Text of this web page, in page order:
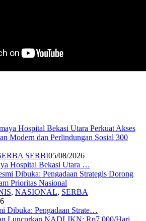
SERBI05/08/2026
Hospital Bekasi Utara …
, NASIONAL, SERBA
Dibuka: Pengadaan Strate…